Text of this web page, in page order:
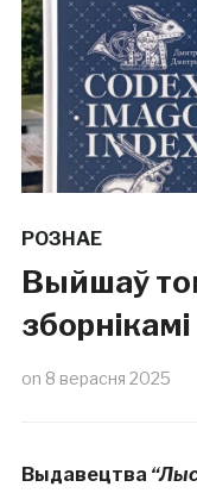
РОЗНАЕ
Выйшаў
on 8 верасня 2025
Выдавецтва